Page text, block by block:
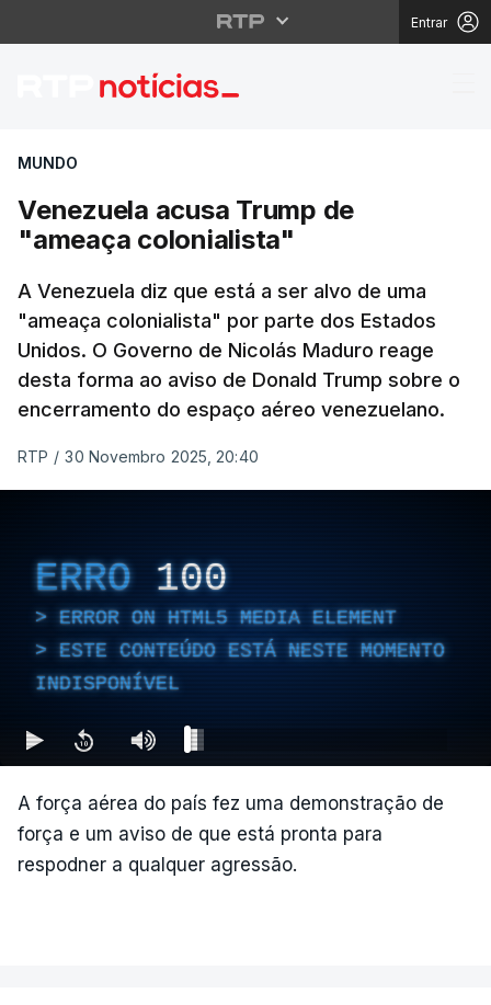
Entrar
Venezuela acusa
MUNDO
Venezuela acusa Trump de
"ameaça colonialista"
A Venezuela diz que está a ser alvo de uma
"ameaça colonialista" por parte dos Estados
Unidos. O Governo de Nicolás Maduro reage
desta forma ao aviso de Donald Trump sobre o
encerramento do espaço aéreo venezuelano.
RTP / 30 Novembro 2025, 20:40
ERRO 100
ERROR ON HTML5 MEDIA ELEMENT
ESTE CONTEÚDO ESTÁ NESTE MOMENTO
INDISPONÍVEL
A força aérea do país fez uma demonstração de
força e um aviso de que está pronta para
respodner a qualquer agressão.